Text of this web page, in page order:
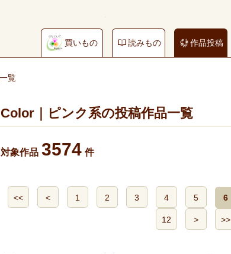
買いもの 読みもの 作品投稿
覧
Color｜ピンク系の投稿作品一覧
対象作品 3574 件
<< < 1 2 3 4 5 6
12 > >>